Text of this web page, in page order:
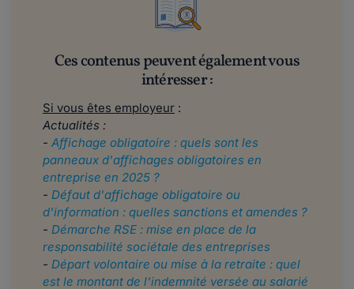
Ces contenus peuvent également vous
intéresser :
Si vous êtes employeur :
Actualités :
- Affichage obligatoire : quels sont les
panneaux d'affichages obligatoires en
entreprise en 2025 ?
- Défaut d'affichage obligatoire ou
d'information : quelles sanctions et amendes ?
- Démarche RSE : mise en place de la
responsabilité sociétale des entreprises
- Départ volontaire ou mise à la retraite : quel
est le montant de l'indemnité versée au salarié